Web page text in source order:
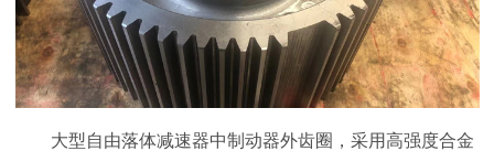
大型自由落体减速器中制动器外齿圈，采用高强度合金